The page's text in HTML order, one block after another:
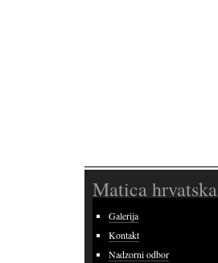
Matica hrvatska
Galerija
Kontakt
Nadzorni odbor